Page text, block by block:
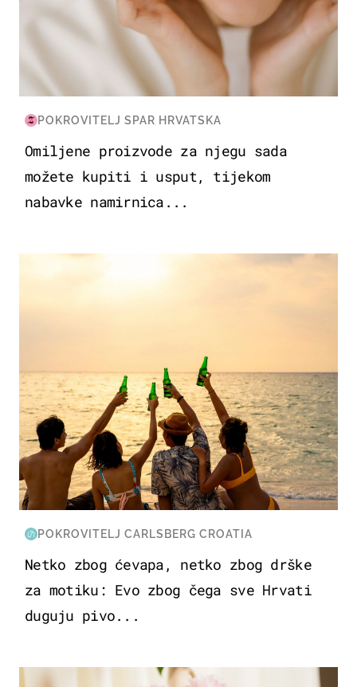
POKROVITELJ SPAR HRVATSKA
Omiljene proizvode za njegu sada
možete kupiti i usput, tijekom
nabavke namirnica...
POKROVITELJ CARLSBERG CROATIA
Netko zbog ćevapa, netko zbog drške
za motiku: Evo zbog čega sve Hrvati
duguju pivo...
MODA & LJEPOTA